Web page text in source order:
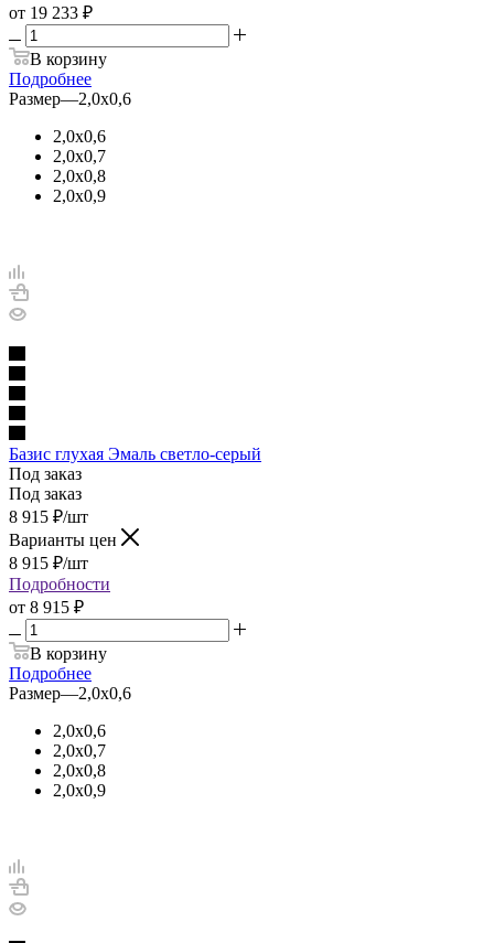
от 19 233 ₽
В корзину
Подробнее
Размер—2,0х0,6
2,0х0,6
2,0х0,7
2,0х0,8
2,0х0,9
Базис глухая Эмаль светло-серый
Под заказ
Под заказ
8 915 ₽/шт
Варианты цен
8 915 ₽/шт
Подробности
от 8 915 ₽
В корзину
Подробнее
Размер—2,0х0,6
2,0х0,6
2,0х0,7
2,0х0,8
2,0х0,9